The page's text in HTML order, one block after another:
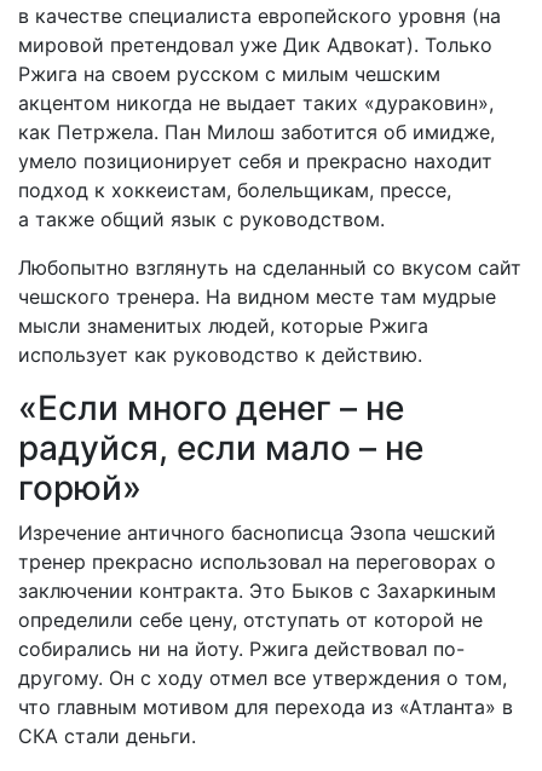
в качестве специалиста европейского уровня (на
мировой претендовал уже Дик Адвокат). Только
Ржига на своем русском с милым чешским
акцентом никогда не выдает таких «дураковин»,
как Петржела. Пан Милош заботится об имидже,
умело позиционирует себя и прекрасно находит
подход к хоккеистам, болельщикам, прессе,
а также общий язык с руководством.
Любопытно взглянуть на сделанный со вкусом сайт
чешского тренера. На видном месте там мудрые
мысли знаменитых людей, которые Ржига
использует как руководство к действию.
«Если много денег – не
радуйся, если мало – не
горюй»
Изречение античного баснописца Эзопа чешский
тренер прекрасно использовал на переговорах о
заключении контракта. Это Быков с Захаркиным
определили себе цену, отступать от которой не
собирались ни на йоту. Ржига действовал по-
другому. Он с ходу отмел все утверждения о том,
что главным мотивом для перехода из «Атланта» в
СКА стали деньги.